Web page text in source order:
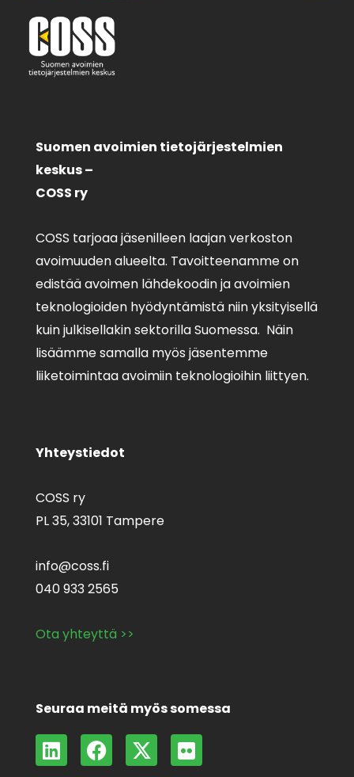
Suomen avoimien tietojärjestelmien
keskus –
COSS ry
COSS tarjoaa jäsenilleen laajan verkoston
avoimuuden alueelta. Tavoitteenamme on
edistää avoimen lähdekoodin ja avoimien
teknologioiden hyödyntämistä niin yksityisellä
kuin julkisellakin sektorilla Suomessa. Näin
lisäämme samalla myös jäsentemme
liiketoimintaa avoimiin teknologioihin liittyen.
Yhteystiedot
COSS ry
PL 35,33101 Tampere
info@coss.fi
040 933 2565
Ota yhteyttä >>
Seuraa meitä myös somessa
L
i
F
a
X
-
F
l